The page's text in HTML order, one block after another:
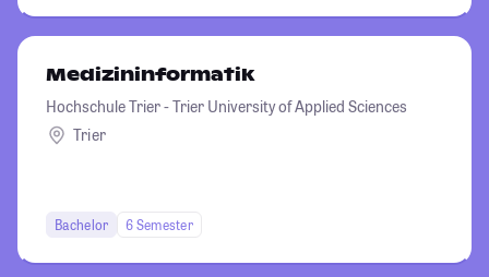
Medizininformatik
Hochschule Trier - Trier University of Applied Sciences
Trier
Bachelor 6 Semester